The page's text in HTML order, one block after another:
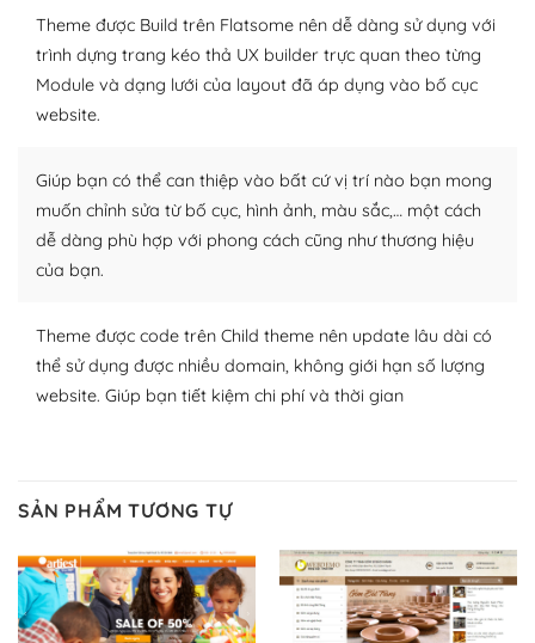
– Đa dạng plugin và themes
Plugin mở rộng là thành phần cài đặt thêm vào
WordPress để tăng thêm các tính năng cần thiết. Có
nhiều plugin trả phí hoặc miễn phí.
Nhờ lượng người dùng đông đảo, thư viện themes và
plugin của WordPress rất phong phú. Bạn có thể thỏa
thích chọn lựa plugin và themes phù hợp cho mục đích
lập website của mình.
– Dễ sử dụng
Với mọi Hosting bất kỳ thì WordPress đều có thể dễ
Và bạn có toàn quyền tự do khi quyết định nơi lưu trữ
trang web WordPress của bạn.
Dễ dàng lựa chọn Hosting cho website WordPress
Theme được Build trên Flatsome nên dễ dàng sử dụng với
trình dựng trang kéo thả UX builder trực quan theo từng
Module và dạng lưới của layout đã áp dụng vào bố cục
website.
Giúp bạn có thể can thiệp vào bất cứ vị trí nào bạn mong
muốn chỉnh sửa từ bố cục, hình ảnh, màu sắc,… một cách
dễ dàng phù hợp với phong cách cũng như thương hiệu
của bạn.
Theme được code trên Child theme nên update lâu dài có
thể sử dụng được nhiều domain, không giới hạn số lượng
website. Giúp bạn tiết kiệm chi phí và thời gian
SẢN PHẨM TƯƠNG TỰ